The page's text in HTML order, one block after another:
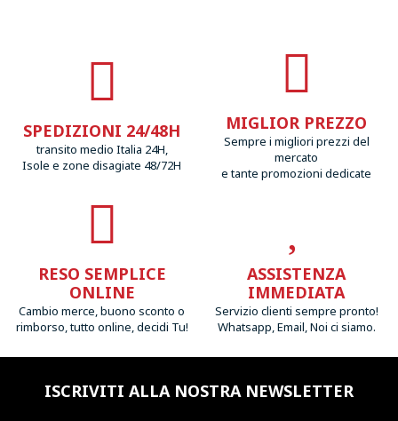
SPEDIZIONI 24/48H
transito medio Italia 24H,
Isole e zone disagiate 48/72H
MIGLIOR PREZZO
Sempre i migliori prezzi del
mercato
e tante promozioni dedicate
RESO SEMPLICE
ONLINE
Cambio merce, buono sconto o
rimborso, tutto online, decidi Tu!
ASSISTENZA
IMMEDIATA
Servizio clienti sempre pronto!
Whatsapp, Email, Noi ci siamo.
ISCRIVITI ALLA NOSTRA NEWSLETTER